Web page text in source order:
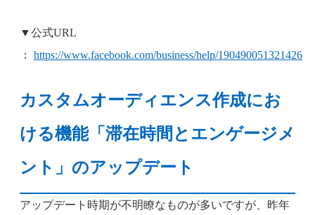
▼公式URL
： https://www.facebook.com/business/help/190490051321426
カスタムオーディエンス作成にお
ける機能「滞在時間とエンゲージメ
ント」のアップデート
アップデート時期が不明瞭なものが多いですが、昨年